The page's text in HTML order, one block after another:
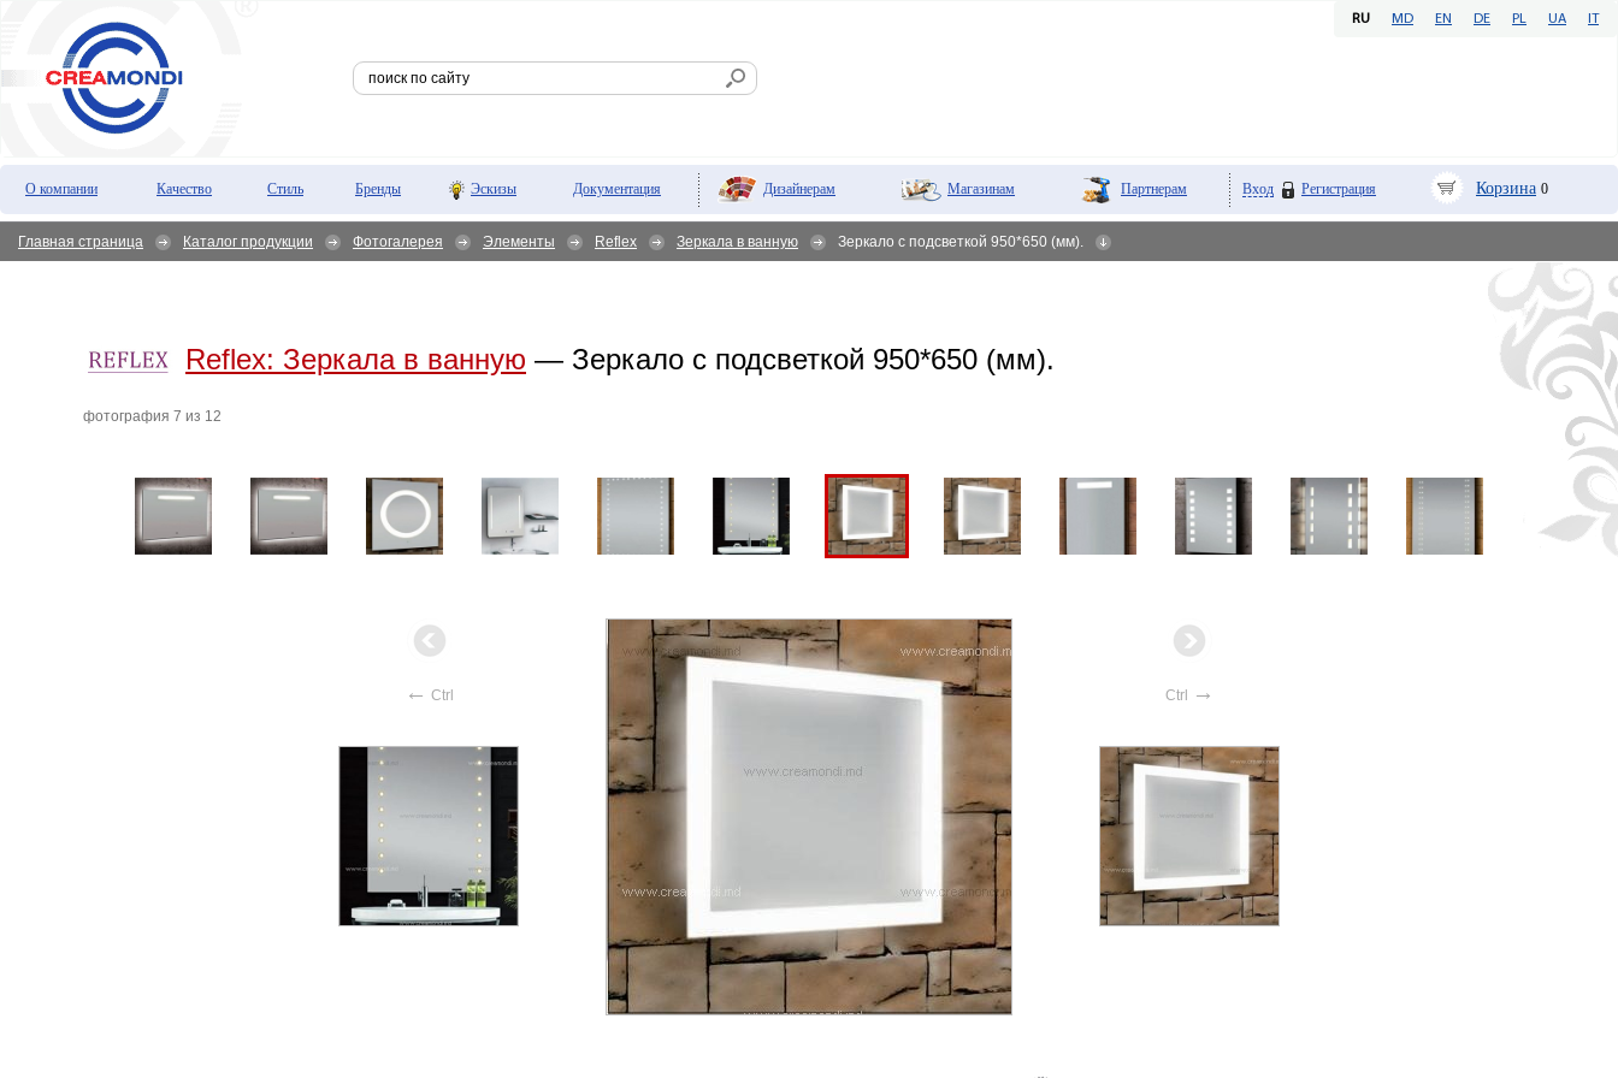
RU MD EN DE PL UA IT
О компании Качество Стиль Бренды Эскизы Документация Дизайнерам Магазинам Партнерам Вход Регистрация Корзина 0
Главная страница Каталог продукции Фотогалерея Элементы Reflex Зеркала в ванную Зеркало с подсветкой 950*650 (мм).
Reflex: Зеркала в ванную — Зеркало с подсветкой 950*650 (мм).
фотография 7 из 12
← Ctrl Ctrl →